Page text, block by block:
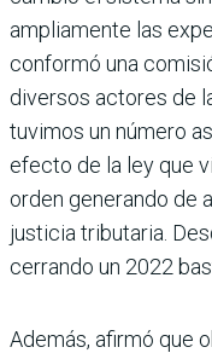
ampliamente las
conformó una
diversos actores de
tuvimos un número
efecto de la ley que
orden generando de
justicia tributaria.
cerrando un 2022
Además, afirmó que